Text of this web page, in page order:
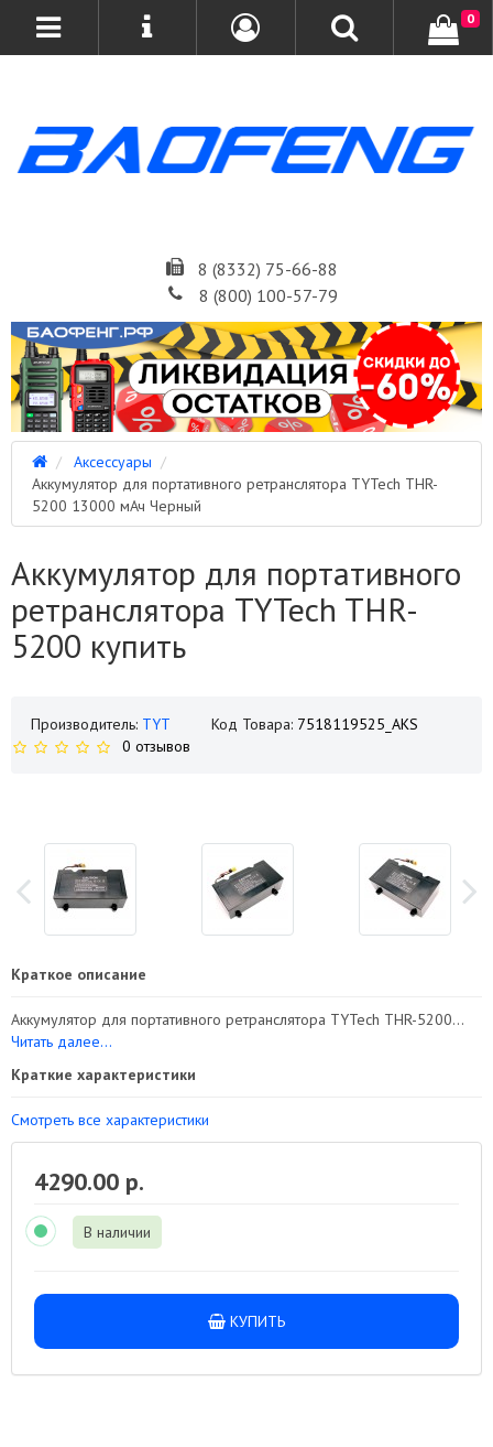
8 (8332) 75-66-88
8 (800) 100-57-79
0
Аксессуары
Аккумулятор для портативного ретранслятора TYTech THR-
5200 13000 мАч Черный
Аккумулятор для портативного
ретранслятора TYTech THR-
5200 купить
Производитель: TYT Код Товара: 7518119525_AKS
0 отзывов
Краткое описание
Аккумулятор для портативного ретранслятора TYTech THR-5200...
Читать далее...
Краткие характеристики
Смотреть все характеристики
4290.00 р.
В наличии
КУПИТЬ